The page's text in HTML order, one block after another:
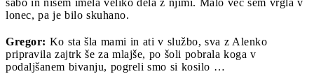
lonec, pa je bilo skuhano.
Gregor: Ko sta šla mami in ati v službo, sva z Alenko
pripravila zajtrk še za mlajše, po šoli pobrala koga v
podaljšanem bivanju, pogreli smo si kosilo …